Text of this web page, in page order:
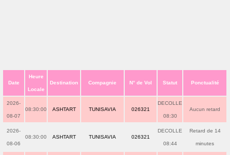
Date
Heure
Locale
Destination Compagnie N° de Vol Statut Ponctualité
2026-
08-07
08:30:00 ASHTART TUNISAVIA 026321
DECOLLE
08:30
Aucun retard
2026-
08-06
08:30:00 ASHTART TUNISAVIA 026321
DECOLLE
08:44
Retard de 14
minutes